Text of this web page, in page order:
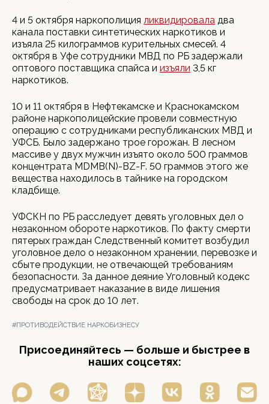
4 и 5 октября наркополиция ликвидировала два
канала поставки синтетических наркотиков и
изъяла 25 килограммов курительных смесей. 4
октября в Уфе сотрудники МВД по РБ задержали
оптового поставщика спайса и изъяли 3,5 кг
наркотиков.
10 и 11 октября в Нефтекамске и Краснокамском
районе наркополицейские провели совместную
операцию с сотрудниками республиканских МВД и
УФСБ. Было задержано трое горожан. В лесном
массиве у двух мужчин изъято около 500 граммов
концентрата MDMB(N)-BZ-F. 50 граммов этого же
вещества находилось в тайнике на городском
кладбище.
УФСКН по РБ расследует девять уголовных дел о
незаконном обороте наркотиков. По факту смерти
пятерых граждан Следственный комитет возбудил
уголовное дело о незаконном хранении, перевозке и
сбыте продукции, не отвечающей требованиям
безопасности. За данное деяние Уголовный кодекс
предусматривает наказание в виде лишения
свободы на срок до 10 лет.
#ПРОТИВОДЕЙСТВИЕ НАРКОБИЗНЕСУ
Присоединяйтесь — больше и быстрее в
наших соцсетях: